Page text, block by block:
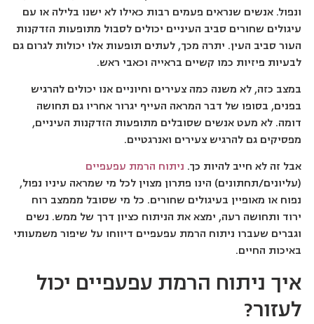
ונפול. אנשים שנראים פעמים רבות כאילו לא ישנו בלילה או עם
עיגולים שחורים סביב העיניים יכולים לסבול מתופעות הזדקנות
העור סביב העין. יתרה מכך, לעתים תופעות אלו יכולות לגרום גם
לבעיות פיזיות כמו קשיים בראייה וכאבי ראש.
במצב כזה, לא משנה כמה צעירים וחיוניים אנו יכולים להרגיש
בפנים, בסופו של דבר המראה העייף יגרור אחריו גם תחושה
דומה. לא מעט אנשים שסובלים מתופעות הזדקנות העיניים,
מפסיקים גם להרגיש צעירים ואנרגטיים.
אבל זה לא חייב להיות כך. ניתוח הרמת עפעפיים
(עליונים/תחתונים) הינו פתרון מצוין לכל מי שמראה עיניו נפול,
נפוח או מאופיין בעיגולים שחורים. כל מי שסובל מממצב רוח
ירוד ותחושה רעה, ימצא את הניתוח כציון דרך של ממש. נשים
וגברים שעברו ניתוח הרמת עפעפיים דיווחו על שיפור משמעותי
באיכות החיים.
איך ניתוח הרמת עפעפיים יכול
לעזור?